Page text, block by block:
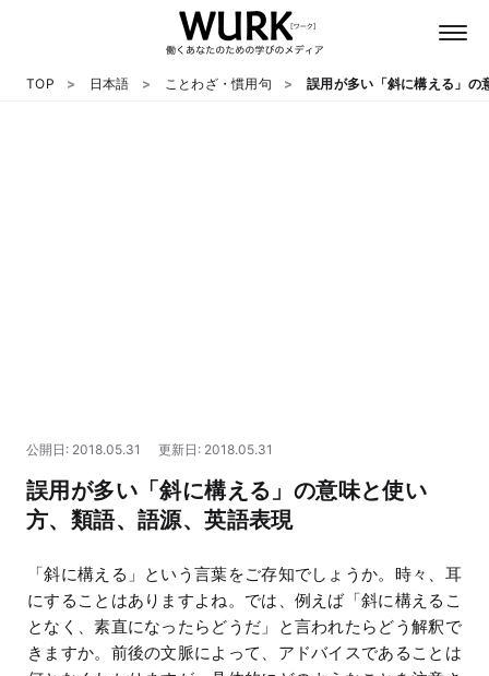
マネー
TOP 日本語 ことわざ・慣用句 誤用が多い「斜に構える」の
公開日: 2018.05.31 更新日: 2018.05.31
誤用が多い「斜に構える」の意味と使い
方、類語、語源、英語表現
「斜に構える」という言葉をご存知でしょうか。時々、耳
にすることはありますよね。では、例えば「斜に構えるこ
となく、素直になったらどうだ」と言われたらどう解釈で
きますか。前後の文脈によって、アドバイスであることは